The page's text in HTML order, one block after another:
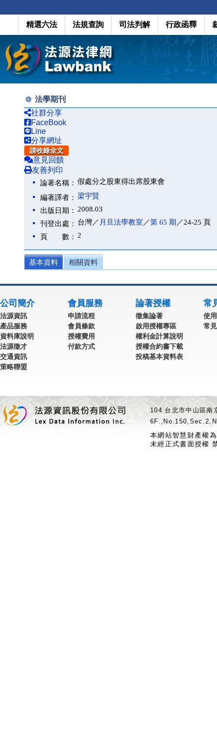
精選六法 法規查詢 司法判解 行政函釋
法學期刊
社群分享
FaceBook
Line
分享網址
請收錄全文
意見回饋
友善列印
論著名稱： 假處分之股東得出席股東會
編著譯者： 梁宇賢
出版日期： 2008.03
刊登出處： 台灣／ 月旦法學教室 ／第 65 期 ／24-25 頁
頁 數： 2
基本資料 相關資料
公司簡介
法源資訊
產品服務
資料庫說明
法源徵才
交通資訊
策略聯盟
會員服務
申請流程
會員條款
授權費用
付款方式
論著授權
徵集論著
啟用授權專區
權利金計算說明
授權合約書下載
投稿基本資料表
常
使
常
104 台北市中山區
本網站智慧財產權
未經正式書面授權